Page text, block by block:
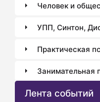
Человек и
УПП, Синтон,
Практическая
Занимательная
Лента событий